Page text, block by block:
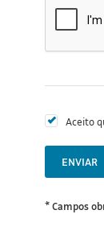
Aceito
ENVIAR
* Campos